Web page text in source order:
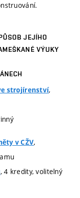
JEJÍHO
VÝUKY
strojírenství,
v CŽV,
, 4 kredity, volitelný